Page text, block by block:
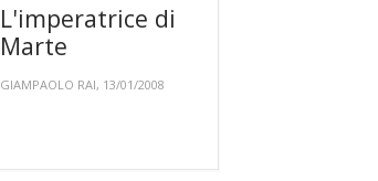
L'imperatrice di
Marte
GIAMPAOLO RAI, 13/01/2008